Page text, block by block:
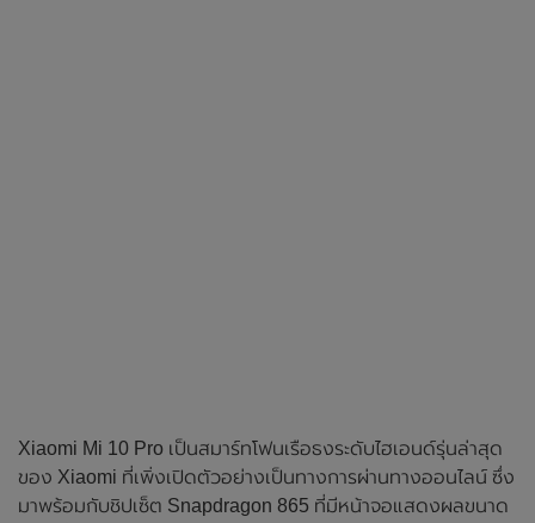
Xiaomi Mi 10 Pro เป็นสมาร์ทโฟนเรือธงระดับไฮเอนด์รุ่นล่าสุด
ของ Xiaomi ที่เพิ่งเปิดตัวอย่างเป็นทางการผ่านทางออนไลน์ ซึ่ง
มาพร้อมกับชิปเซ็ต Snapdragon 865 ที่มีหน้าจอแสดงผลขนาด